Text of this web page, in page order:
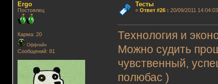
Ergo
Постоялец
Карма: 20
Оффлайн
Сообщений: 81
Тесты
« Ответ #26: 20/09/2011
Технология и
Можно судить
чувственный,
полюбас )